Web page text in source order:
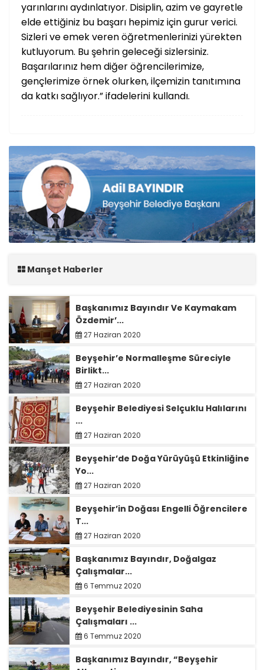
yarınlarını aydınlatıyor. Disiplin, azim ve gayretle
elde ettiğiniz bu başarı hepimiz için gurur verici.
Sizleri ve emek veren öğretmenlerinizi yürekten
kutluyorum. Bu şehrin geleceği sizlersiniz.
Başarılarınız hem diğer öğrencilerimize,
gençlerimize örnek olurken, ilçemizin tanıtımına
da katkı sağlıyor.” ifadelerini kullandı.
Manşet Haberler
Başkanımız Bayındır Ve Kaymakam
Özdemir’...
27 Haziran 2020
Beyşehir’e Normalleşme Süreciyle
Birlikt...
27 Haziran 2020
Beyşehir Belediyesi Selçuklu Halılarını
...
27 Haziran 2020
Beyşehir’de Doğa Yürüyüşü Etkinliğine
Yo...
27 Haziran 2020
Beyşehir’in Doğası Engelli Öğrencilere
T...
27 Haziran 2020
Başkanımız Bayındır, Doğalgaz
Çalışmalar...
6 Temmuz 2020
Beyşehir Belediyesinin Saha
Çalışmaları ...
6 Temmuz 2020
Başkanımız Bayındır, “Beyşehir